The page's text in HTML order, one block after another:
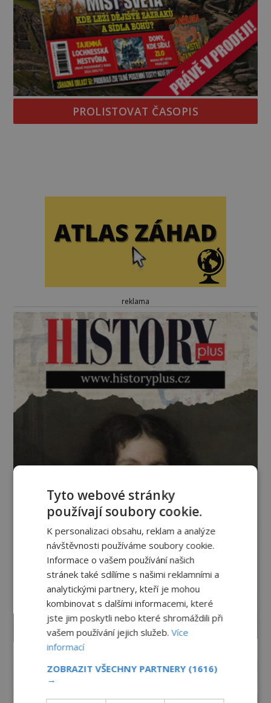
PROLISTOVAT ČASOPIS
reklama
Tyto webové stránky
používají soubory cookie.
K personalizaci obsahu, reklam a analýze
návštěvnosti používáme soubory cookie.
Informace o vašem používání našich
stránek také sdílíme s našimi reklamními a
analytickými partnery, kteří je mohou
kombinovat s dalšími informacemi, které
jste jim poskytli nebo které shromáždili při
vašem používání jejich služeb.Více
informací
ZOBRAZIT VŠECHNY PARTNERY (1616)
→